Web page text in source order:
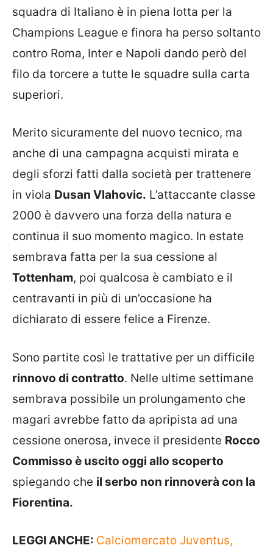
squadra di Italiano è in piena lotta per la
Champions League e finora ha perso soltanto
contro Roma, Inter e Napoli dando però del
filo da torcere a tutte le squadre sulla carta
superiori.
Merito sicuramente del nuovo tecnico, ma
anche di una campagna acquisti mirata e
degli sforzi fatti dalla società per trattenere
in viola Dusan Vlahovic. L’attaccante classe
2000 è davvero una forza della natura e
continua il suo momento magico. In estate
sembrava fatta per la sua cessione al
Tottenham, poi qualcosa è cambiato e il
centravanti in più di un’occasione ha
dichiarato di essere felice a Firenze.
Sono partite così le trattative per un difficile
rinnovo di contratto. Nelle ultime settimane
sembrava possibile un prolungamento che
magari avrebbe fatto da apripista ad una
cessione onerosa, invece il presidente Rocco
Commisso è uscito oggi allo scoperto
spiegando che il serbo non rinnoverà con la
Fiorentina.
LEGGI ANCHE: Calciomercato Juventus,